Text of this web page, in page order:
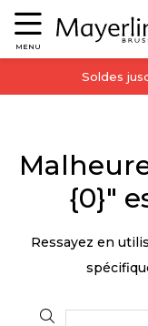
Menu
MENU
Soldes
{0}"
Ressayez en
Search